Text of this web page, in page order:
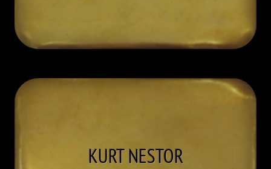
KURTNESTOR